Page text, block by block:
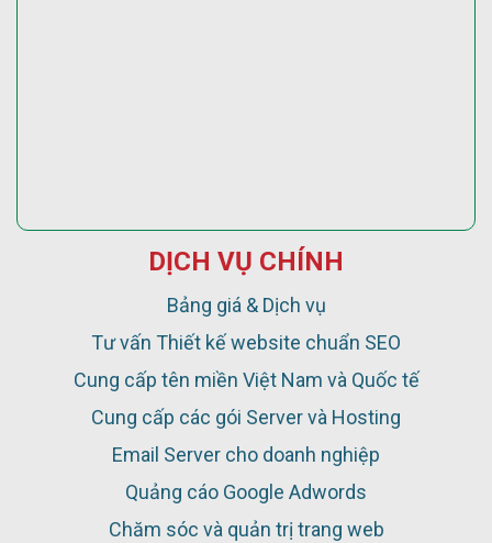
DỊCH VỤ CHÍNH
Bảng giá & Dịch vụ
Tư vấn Thiết kế website chuẩn SEO
Cung cấp tên miền Việt Nam và Quốc tế
Cung cấp các gói Server và Hosting
Email Server cho doanh nghiệp
Quảng cáo Google Adwords
Chăm sóc và quản trị trang web